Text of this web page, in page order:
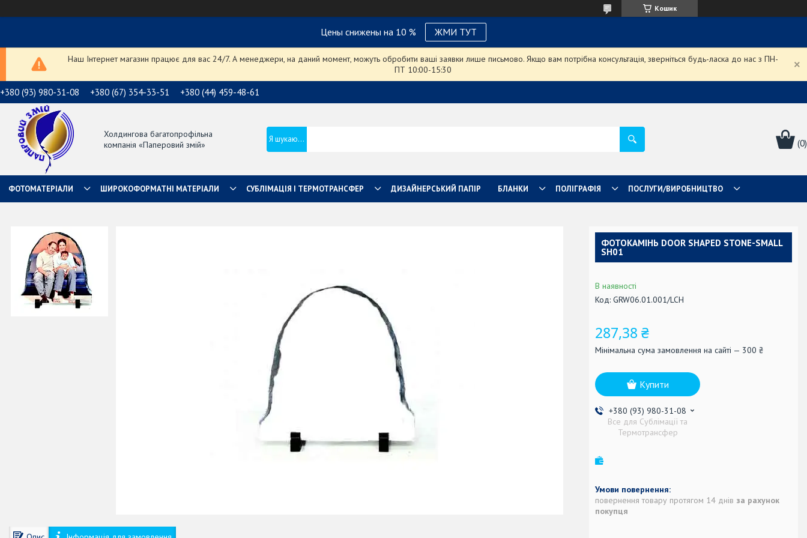
Кошик
Цены снижены на 10 % ЖМИ ТУТ
Наш Інтернет магазин працює для вас 24/7. А менеджери, на даний момент, можуть обробити ваші заявки лише письмово. Якщо вам потрібна консультація, зверніться будь-ласка до нас з ПН-
ПТ 10:00-15:30
+380 (93) 980-31-08 +380 (67) 354-33-51 +380 (44) 459-48-61
Холдингова багатопрофільна
компанія «Паперовий змій»
ФОТОМАТЕРІАЛИ ШИРОКОФОРМАТНІ МАТЕРІАЛИ СУБЛІМАЦІЯ І ТЕРМОТРАНСФЕР ДИЗАЙНЕРСЬКИЙ ПАПІР БЛАНКИ ПОЛІГРАФІЯ ПОСЛУГИ/ВИРОБНИЦТВО
ФОТОКАМІНЬ DOOR SHAPED STONE-SMALL
SH01
В наявності
Код: GRW06.01.001/LCH
287,38 ₴
Мінімальна сума замовлення на сайті — 300 ₴
Купити
+380 (93) 980-31-08
Все для Сублімації та
Термотрансфер
повернення товару протягом 14 днів за рахунок
покупця